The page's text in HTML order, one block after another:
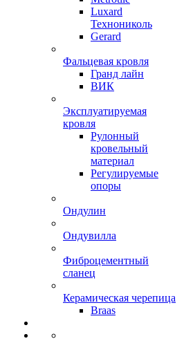
Luxard
Технониколь
Gerard
Фальцевая кровля
Гранд лайн
ВИК
Эксплуатируемая
кровля
Рулонный
кровельный
материал
Регулируемые
опоры
Ондулин
Ондувилла
Фиброцементный
сланец
Керамическая черепица
Braas